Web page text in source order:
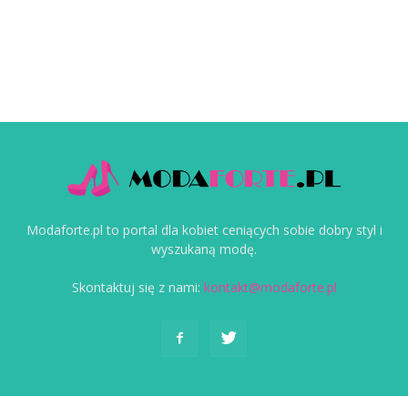
Modaforte.pl to portal dla kobiet ceniących sobie dobry styl i
wyszukaną modę.
Skontaktuj się z nami: kontakt@modaforte.pl